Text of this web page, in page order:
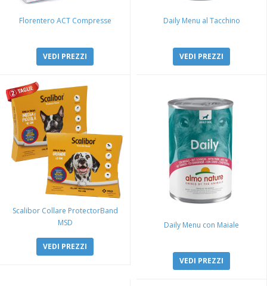
Florentero ACT Compresse
VEDI PREZZI
Daily Menu al Tacchino
VEDI PREZZI
Scalibor Collare ProtectorBand
MSD
VEDI PREZZI
Daily Menu con Maiale
VEDI PREZZI